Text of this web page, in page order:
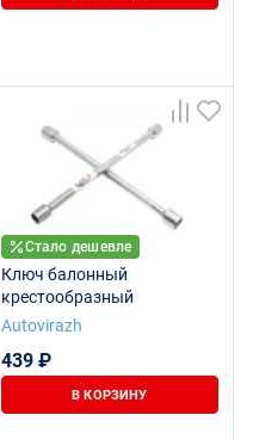
Стало дешевле
Ключ балонный
крестообразный
Autovirazh
439 ₽
В КОРЗИНУ